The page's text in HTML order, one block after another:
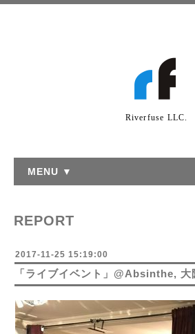
Riverfuse LLC.
MENU ▼
REPORT
2017-11-25 15:19:00
「ライブイベント」@Absinthe,